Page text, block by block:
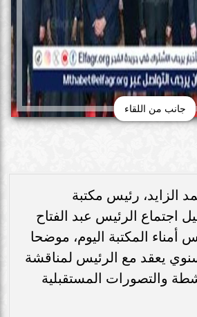
جانب من اللقاء
الزايد، رئيس مكتبة
اجتماع الرئيس عبد الفتاح
المكتبة اليوم، موضحا
يعقد مع الرئيس لمناقشة
والتصورات المستقبلية